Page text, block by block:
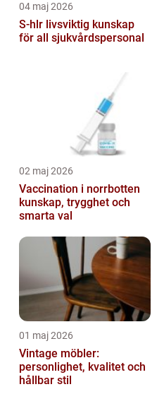
04 maj 2026
S-hlr livsviktig kunskap
för all sjukvårdspersonal
02 maj 2026
Vaccination i norrbotten
kunskap, trygghet och
smarta val
01 maj 2026
Vintage möbler:
personlighet, kvalitet och
hållbar stil